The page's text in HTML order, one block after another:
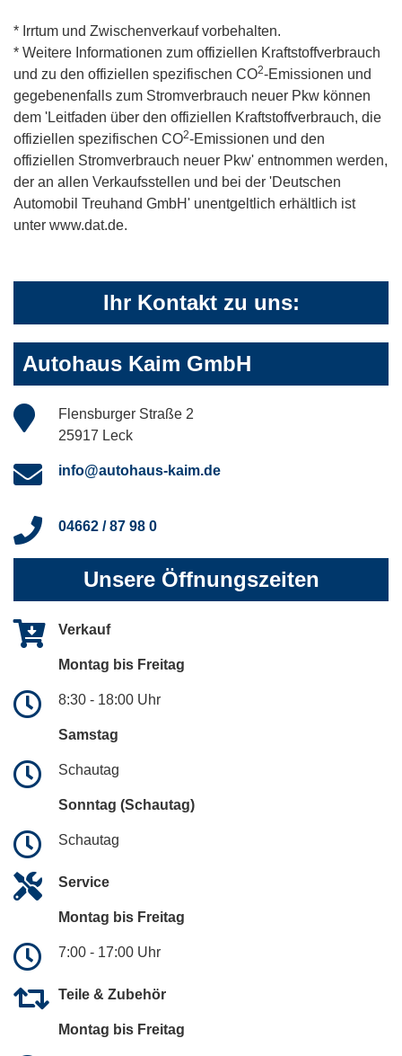
* Irrtum und Zwischenverkauf vorbehalten.
* Weitere Informationen zum offiziellen Kraftstoffverbrauch
und zu den offiziellen spezifischen CO2-Emissionen und
gegebenenfalls zum Stromverbrauch neuer Pkw können
dem 'Leitfaden über den offiziellen Kraftstoffverbrauch, die
offiziellen spezifischen CO2-Emissionen und den
offiziellen Stromverbrauch neuer Pkw' entnommen werden,
der an allen Verkaufsstellen und bei der 'Deutschen
Automobil Treuhand GmbH' unentgeltlich erhältlich ist
unter www.dat.de.
Ihr Kontakt zu uns:
Autohaus Kaim GmbH
Flensburger Straße 2
25917 Leck
info@autohaus-kaim.de
04662 / 87 98 0
Unsere Öffnungszeiten
Verkauf
Montag bis Freitag
8:30 - 18:00 Uhr
Samstag
Schautag
Sonntag (Schautag)
Schautag
Service
Montag bis Freitag
7:00 - 17:00 Uhr
Teile & Zubehör
Montag bis Freitag